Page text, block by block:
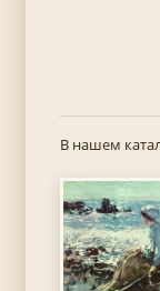
В нашем